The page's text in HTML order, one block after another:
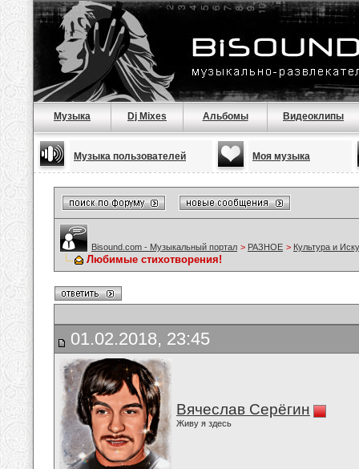
Музыка Dj Mixes Альбомы Видеоклипы
Музыка пользователей Моя музыка
Bisound.com - Музыкальный портал > РАЗНОЕ > Культура и
Любимые стихотворения!
01.02.2018, 23:45
Вячеслав Серёгин
Живу я здесь